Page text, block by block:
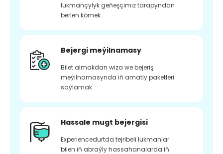
lukmançylyk geňeşçimiz tarapyndan
berlen kömek
Bejergi meýilnamasy
Bilet almakdan wiza we bejeriş
meýilnamasynda iň amatly paketleri
saýlamak
Hassale mugt bejergisi
Experiencedurtda tejribeli lukmanlar
bilen iň abraýly hassahanalarda iň